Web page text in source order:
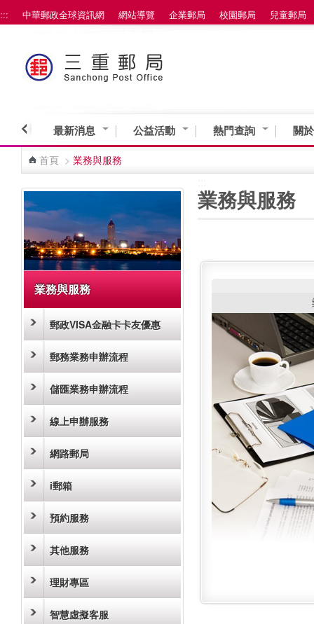
跳到主要內容區塊
::: 中華郵政全球資訊網 網站導覽 企業郵局 校園郵局 兒童郵局
最新消息 公益活動 熱門查詢 關
首頁 > 業務與服務
業務與服務
郵政VISA金融卡卡友優惠
郵務業務申辦流程
儲匯業務申辦流程
線上申辦服務
網路郵局
i郵箱
預約服務
其他服務
理財專區
智慧虛擬客服
業務與服務